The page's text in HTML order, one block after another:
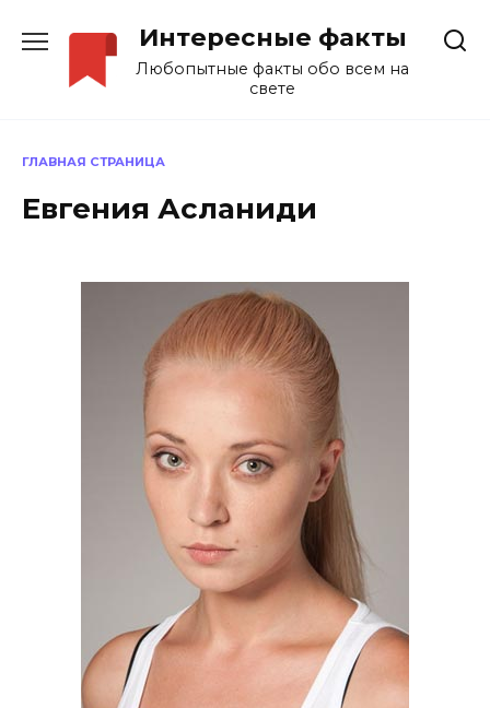
содержанию
Интересные факты
Любопытные факты обо всем на
свете
ГЛАВНАЯ СТРАНИЦА
Евгения Асланиди